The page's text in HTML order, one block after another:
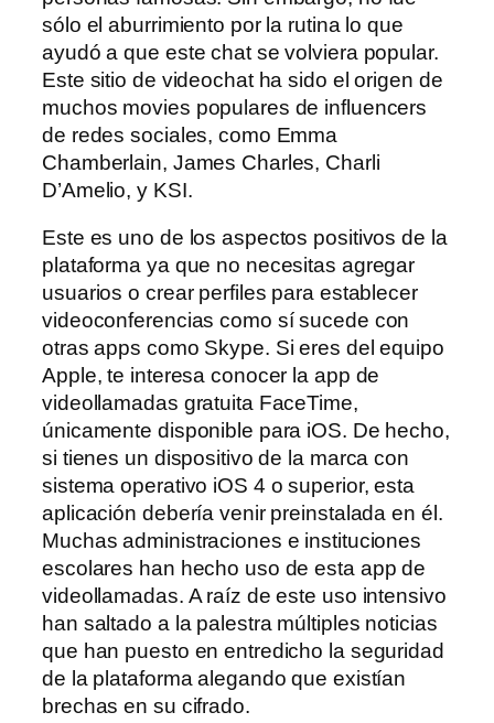
sólo el aburrimiento por la rutina lo que
ayudó a que este chat se volviera popular.
Este sitio de videochat ha sido el origen de
muchos movies populares de influencers
de redes sociales, como Emma
Chamberlain, James Charles, Charli
D’Amelio, y KSI.
Este es uno de los aspectos positivos de la
plataforma ya que no necesitas agregar
usuarios o crear perfiles para establecer
videoconferencias como sí sucede con
otras apps como Skype. Si eres del equipo
Apple, te interesa conocer la app de
videollamadas gratuita FaceTime,
únicamente disponible para iOS. De hecho,
si tienes un dispositivo de la marca con
sistema operativo iOS 4 o superior, esta
aplicación debería venir preinstalada en él.
Muchas administraciones e instituciones
escolares han hecho uso de esta app de
videollamadas. A raíz de este uso intensivo
han saltado a la palestra múltiples noticias
que han puesto en entredicho la seguridad
de la plataforma alegando que existían
brechas en su cifrado.